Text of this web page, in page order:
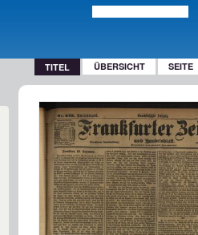
TITEL ÜBERSICHT SEITE